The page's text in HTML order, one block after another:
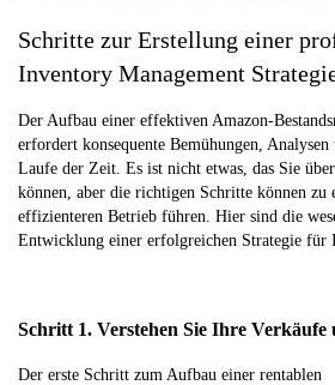
Schritte zur Erstellung einer
Inventory Management
Der Aufbau einer effektiven Amazon-
erfordert konsequente Bemühungen,
Laufe der Zeit. Es ist nicht etwas, das Sie
können, aber die richtigen Schritte können zu
effizienteren Betrieb führen. Hier sind die
Entwicklung einer erfolgreichen Strategie für
Schritt 1. Verstehen Sie Ihre Verkäufe
Der erste Schritt zum Aufbau einer rentablen